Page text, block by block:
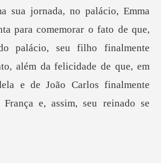
0
palácio, seu filho finalmente
além da felicidade de que, em